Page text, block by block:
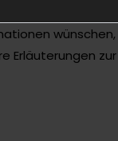
Erläuterungen